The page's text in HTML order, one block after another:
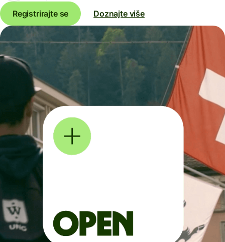
Registrirajte se
Doznajte više